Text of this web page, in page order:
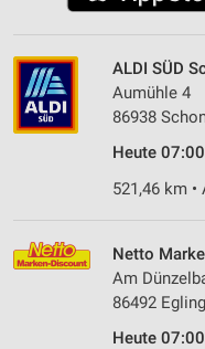
ALDI SÜD
Aumühle 4
86938
Heute
521,46 km
Netto
Am
86492
Heute